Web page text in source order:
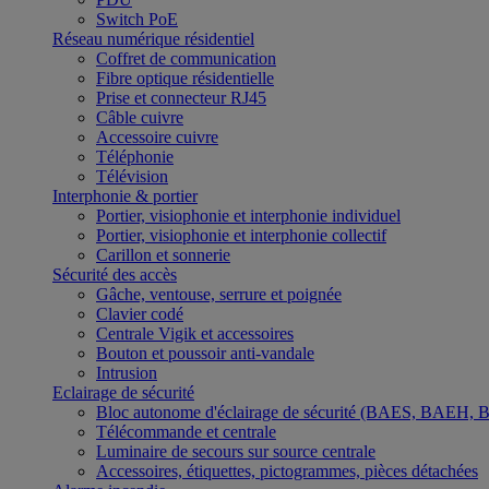
Switch PoE
Réseau numérique résidentiel
Coffret de communication
Fibre optique résidentielle
Prise et connecteur RJ45
Câble cuivre
Accessoire cuivre
Téléphonie
Télévision
Interphonie & portier
Portier, visiophonie et interphonie individuel
Portier, visiophonie et interphonie collectif
Carillon et sonnerie
Sécurité des accès
Gâche, ventouse, serrure et poignée
Clavier codé
Centrale Vigik et accessoires
Bouton et poussoir anti-vandale
Intrusion
Eclairage de sécurité
Bloc autonome d'éclairage de sécurité (BAES,
Télécommande et centrale
Luminaire de secours sur source centrale
Accessoires, étiquettes, pictogrammes, pièces détachées